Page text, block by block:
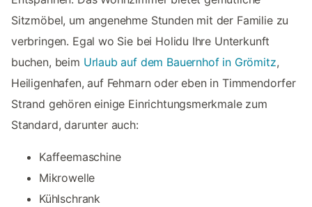
Sitzmöbel, um angenehme Stunden mit der Familie zu
verbringen. Egal wo Sie bei Holidu Ihre Unterkunft
buchen, beim Urlaub auf dem Bauernhof in Grömitz,
Heiligenhafen, auf Fehmarn oder eben in Timmendorfer
Strand gehören einige Einrichtungsmerkmale zum
Standard, darunter auch:
Kaffeemaschine
Mikrowelle
Kühlschrank